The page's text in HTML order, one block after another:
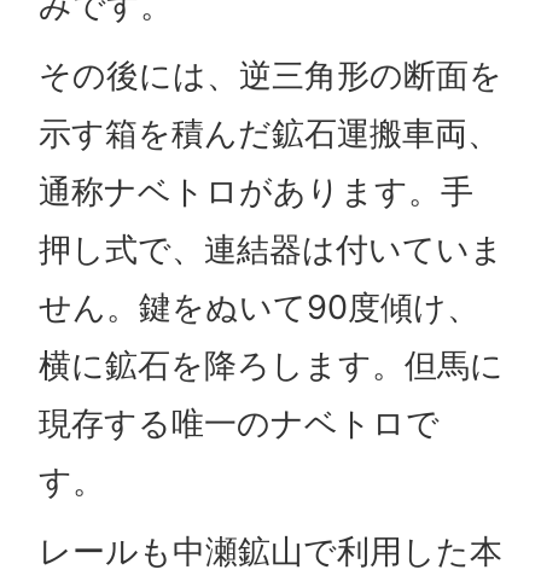
その後には、逆三角形の断面を
示す箱を積んだ鉱石運搬車両、
通称ナベトロがあります。手
押し式で、連結器は付いていま
せん。鍵をぬいて90度傾け、
横に鉱石を降ろします。但馬に
現存する唯一のナベトロで
す。
レールも中瀬鉱山で利用した本